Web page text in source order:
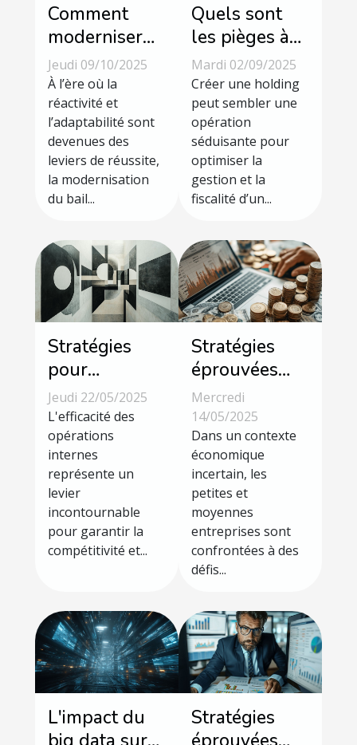
Comment
moderniser
votre bail
commercial
pour plus de
flexibilité?
Jeudi 09/10/2025
À l’ère où la
réactivité et
l’adaptabilité sont
devenues des
leviers de réussite,
la modernisation
du bail...
Quels sont
les pièges à
éviter lors de
la création
d'une
holding ?
Mardi 02/09/2025
Créer une holding
peut sembler une
opération
séduisante pour
optimiser la
gestion et la
fiscalité d’un...
Stratégies
pour
améliorer
l'efficacité des
opérations
internes
Jeudi 22/05/2025
L'efficacité des
opérations
internes
représente un
levier
incontournable
pour garantir la
compétitivité et...
Stratégies
éprouvées
pour
optimiser la
trésorerie des
PME en
période de
crise
économique
Mercredi
14/05/2025
Dans un contexte
économique
incertain, les
petites et
moyennes
entreprises sont
confrontées à des
défis...
L'impact du
Stratégies